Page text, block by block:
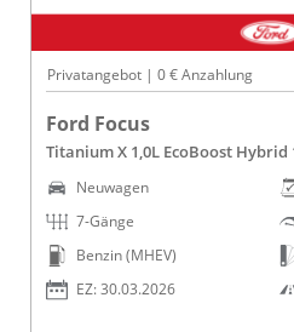
Privatangebot | 0 € Anzahlung
Ford Focus
Titanium X 1,0L EcoBoost Hybrid
Neuwagen
7-Gänge
Benzin (MHEV)
EZ: 30.03.2026